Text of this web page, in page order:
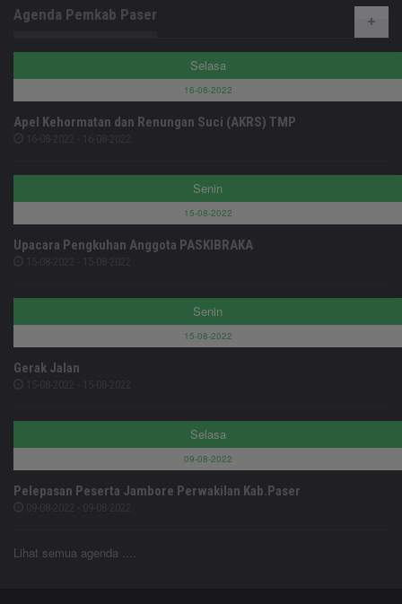
Agenda Pemkab Paser
Selasa
16-08-2022
Apel Kehormatan dan Renungan Suci (AKRS) TMP
Senin
15-08-2022
Upacara Pengkuhan Anggota PASKIBRAKA
Senin
15-08-2022
Gerak Jalan
Selasa
09-08-2022
Pelepasan Peserta Jambore Perwakilan Kab.Paser
Lihat semua agenda ....